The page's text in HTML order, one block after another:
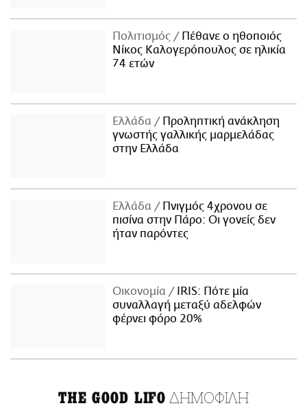
Πολιτισμός
Πέθανε ο ηθοποιός
Νίκος Καλογερόπουλος σε ηλικία
74 ετών
Ελλάδα
Προληπτική ανάκληση
γνωστής γαλλικής μαρμελάδας
στην Ελλάδα
Ελλάδα
Πνιγμός 4χρονου σε
πισίνα στην Πάρο: Οι γονείς δεν
ήταν παρόντες
Οικονομία
IRIS: Πότε μία
συναλλαγή μεταξύ αδελφών
φέρνει φόρο 20%
THE GOOD LIFO ΔΗΜΟΦΙΛΗ